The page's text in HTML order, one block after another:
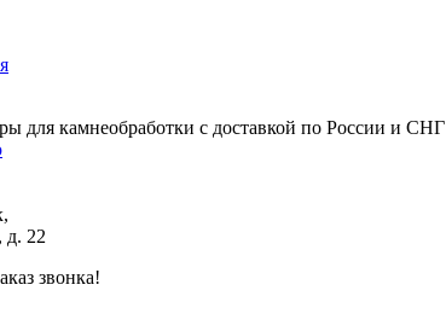
для камнеобработки с доставкой по России и СНГ
д. 22
звонка!